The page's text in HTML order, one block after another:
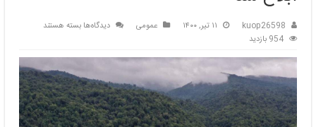
kuop26598 ۱۱ تیر, ۱۴۰۰ عمومی دیدگاه‌هابرای
جنگل‌های
آق‌مشهد
ابلاغ
شد
بسته هستند
954 بازدید